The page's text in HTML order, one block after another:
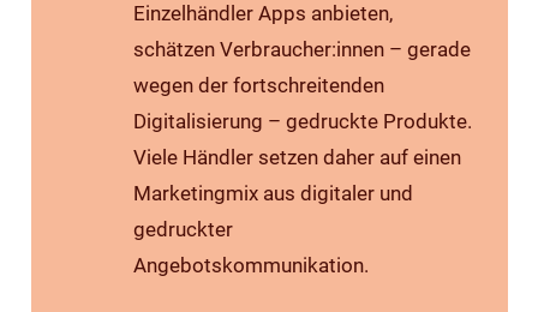
Einzelhändler Apps anbieten,
schätzen Verbraucher:innen – gerade
wegen der fortschreitenden
Digitalisierung – gedruckte Produkte.
Viele Händler setzen daher auf einen
Marketingmix aus digitaler und
gedruckter
Angebotskommunikation.